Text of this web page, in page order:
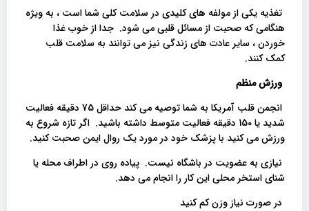
تغذیه یکی از مولفه های کلیدی در سلامت کلی شما است ، به ویژه
هنگامی که صحبت از مسائل قلبی می شود. جدا از خوب غذا
خوردن ، سایر عادت های زندگی نیز می توانند به سلامت قلب
کمک کنند.
ورزش منظم
انجمن قلب آمریکا به شما توصیه می کند حداقل 75 دقیقه فعالیت
شدید یا 150 دقیقه فعالیت متوسط ​​داشته باشید. اگر تازه شروع به
ورزش می کنید با پزشک خود در مورد یک روال ایمن صحبت کنید.
نیازی به عضویت در باشگاه نیست. پیاده روی در اطراف محله یا
شنای استخر محلی این کار را انجام می دهد.
در صورت نیاز وزن کم کنید